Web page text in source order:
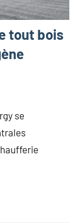
tout bois
se